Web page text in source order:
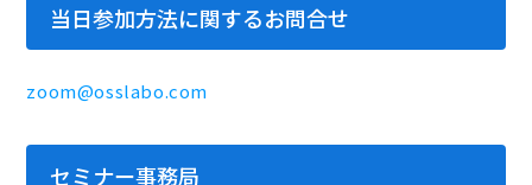
当日参加方法に関するお問合せ
zoom@osslabo.com
セミナー事務局